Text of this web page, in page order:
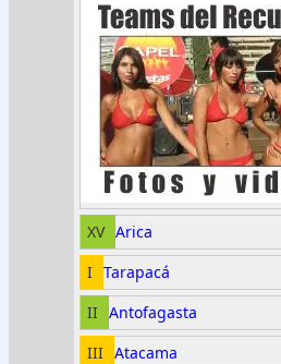
XV Arica
I Tarapacá
II Antofagasta
III Atacama